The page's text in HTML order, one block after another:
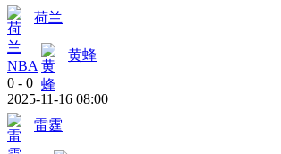
荷兰
NBA
黄蜂
0 - 0
2025-11-16 08:00
雷霆